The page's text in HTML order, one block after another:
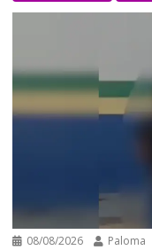
08/08/2026 Paloma